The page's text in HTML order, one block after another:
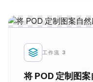
工作流 3
将 POD 定制图